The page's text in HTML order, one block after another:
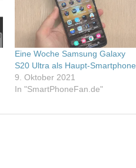
Eine Woche Samsung Galaxy
S20 Ultra als Haupt-Smartphone
9. Oktober 2021
In "SmartPhoneFan.de"